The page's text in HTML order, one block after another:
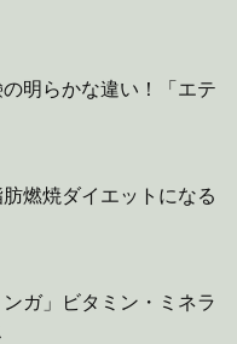
明らかな違い！「エテ
燃焼ダイエットになる
ガ」ビタミン・ミネラ